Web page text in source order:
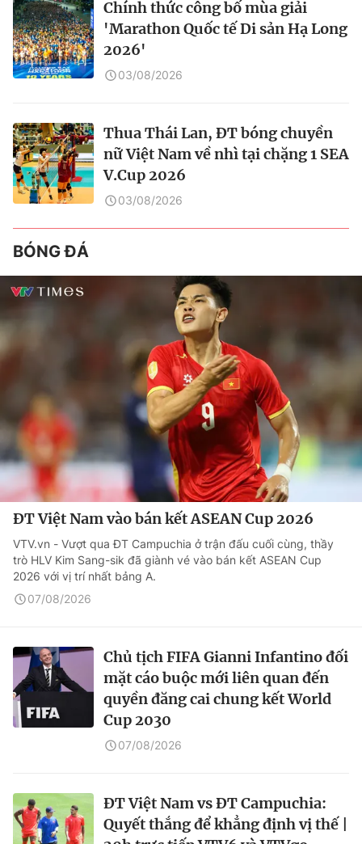
Chính thức công bố mùa giải
'Marathon Quốc tế Di sản Hạ Long
2026'
03/08/2026
Thua Thái Lan, ĐT bóng chuyền
nữ Việt Nam về nhì tại chặng 1 SEA
V.Cup 2026
03/08/2026
BÓNG ĐÁ
ĐT Việt Nam vào bán kết ASEAN Cup 2026
VTV.vn - Vượt qua ĐT Campuchia ở trận đấu cuối cùng, thầy
trò HLV Kim Sang-sik đã giành vé vào bán kết ASEAN Cup
2026 với vị trí nhất bảng A.
07/08/2026
Chủ tịch FIFA Gianni Infantino đối
mặt cáo buộc mới liên quan đến
quyền đăng cai chung kết World
Cup 2030
07/08/2026
ĐT Việt Nam vs ĐT Campuchia:
Quyết thắng để khẳng định vị thế |